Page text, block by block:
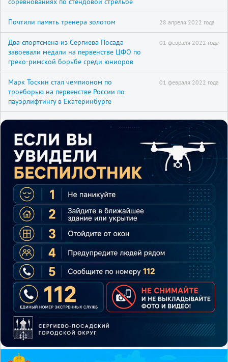
Почтили память тренера золотом 28 апреля 2022 года
Два спортсмена из Сергиева Посада
завоевали медали на первенстве ЦФО по
греко-римской борьбе среди юниоров
01 февраля 2022 года
Марк Тоскин стал чемпионом по
троеборью на первенстве России по
пауэрлифтингу в Екатеринбурге
01 февраля 2022 года